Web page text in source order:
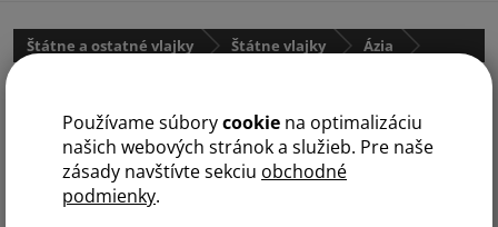
Používame súborycookie na optimalizáciu
našich webových stránok a služieb. Pre naše
zásady navštívte sekciu obchodné
podmienky.
Štátne a ostatné vlajky Štátne vlajky Ázia